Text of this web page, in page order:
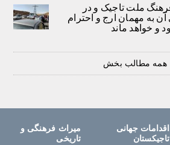
ملت تاجیک و در
به مهمان ارج و احترام
و خواهد ماند
همه مطالب بخش
اقدامات جهانی
تاجیکستان
میراث فرهنگی و
تاریخی